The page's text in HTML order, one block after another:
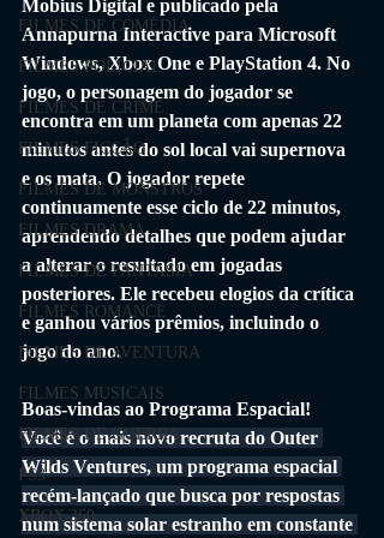
FILMES DE COMÉDIA
FILMES POLICIAL
FILMES DE CRIME
FILMES FICÇÃO
FILMES DE MONSTROS
FILMES DRAMA
FILMES DE FANTASIA
FILMES ROMANCE
FILMES DE AVENTURA
FILMES MUSICAIS
FILMES DE GUERRA
PS3
XBOX 360
Mobius Digital e publicado pela
Annapurna Interactive para Microsoft
Windows, Xbox One e PlayStation 4. No
jogo, o personagem do jogador se
encontra em um planeta com apenas 22
minutos antes do sol local vai supernova
e os mata. O jogador repete
continuamente esse ciclo de 22 minutos,
aprendendo detalhes que podem ajudar
a alterar o resultado em jogadas
posteriores. Ele recebeu elogios da crítica
e ganhou vários prêmios, incluindo o
jogo do ano.
Boas-vindas ao Programa Espacial!
Você é o mais novo recruta do Outer
Wilds Ventures, um programa espacial
recém-lançado que busca por respostas
num sistema solar estranho em constante